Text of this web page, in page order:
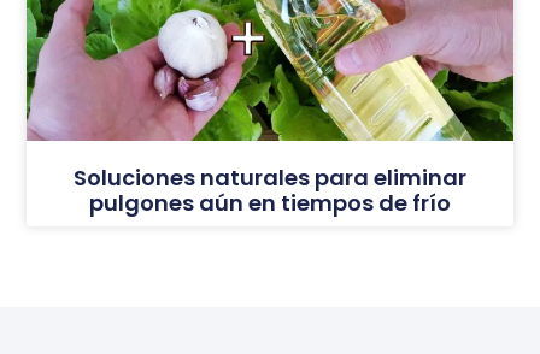
Soluciones naturales para eliminar
pulgones aún en tiempos de frío